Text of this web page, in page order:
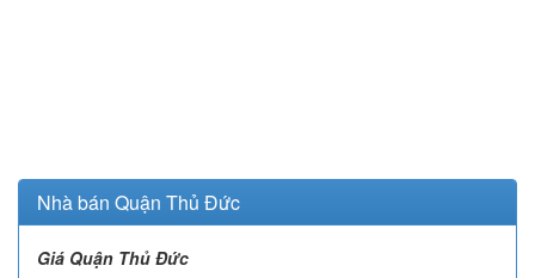
Nhà bán Quận Thủ Đức
Giá Quận Thủ Đức